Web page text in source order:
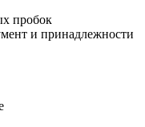
пробок
и принадлежности